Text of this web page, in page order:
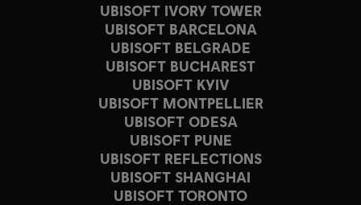
UBISOFT IVORY TOWER
UBISOFT BARCELONA
UBISOFT BELGRADE
UBISOFT BUCHAREST
UBISOFT KYIV
UBISOFT MONTPELLIER
UBISOFT ODESA
UBISOFT PUNE
UBISOFT REFLECTIONS
UBISOFT SHANGHAI
UBISOFT TORONTO